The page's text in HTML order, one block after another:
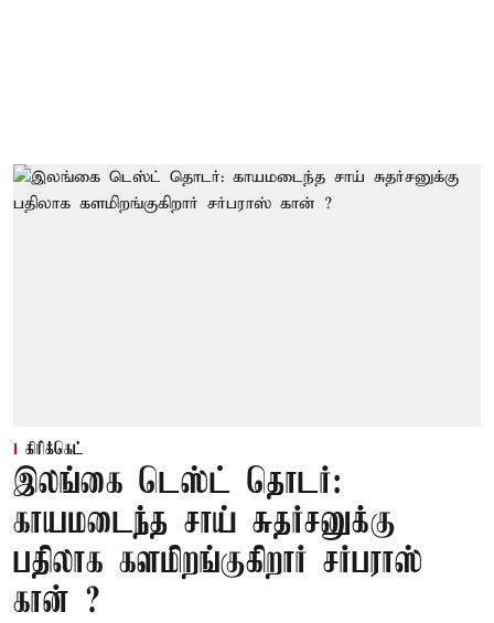
கிரிக்கெட்
இலங்கை டெஸ்ட் தொடர்:
காயமடைந்த சாய் சுதர்சனுக்கு
பதிலாக களமிறங்குகிறார் சர்பராஸ்
கான் ?